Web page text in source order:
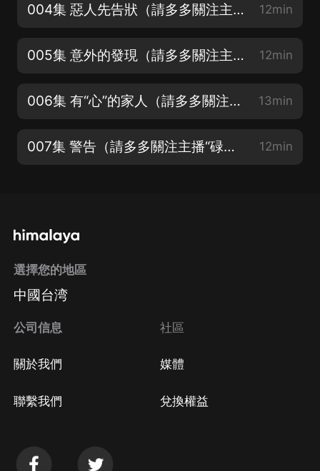
004集 惡人先告狀（請多多關注主播“碌斌”，來個五星好評哦！） 12min
005集 意外的發現（請多多關注主播“碌斌”，來個五星好評哦！） 12min
006集 有“心”的家人（請多多關注主播“碌斌”，來個五星好評哦！） 13min
007集 警告（請多多關注主播“碌斌”，來個五星好評哦！） 12min
選擇您的地區
中國台湾
公司信息
關於我們
聯繫我們
社區
媒體
兌換權益